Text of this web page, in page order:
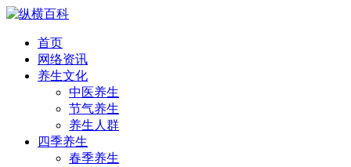
首页
网络资讯
养生文化
中医养生
节气养生
养生人群
四季养生
春季养生